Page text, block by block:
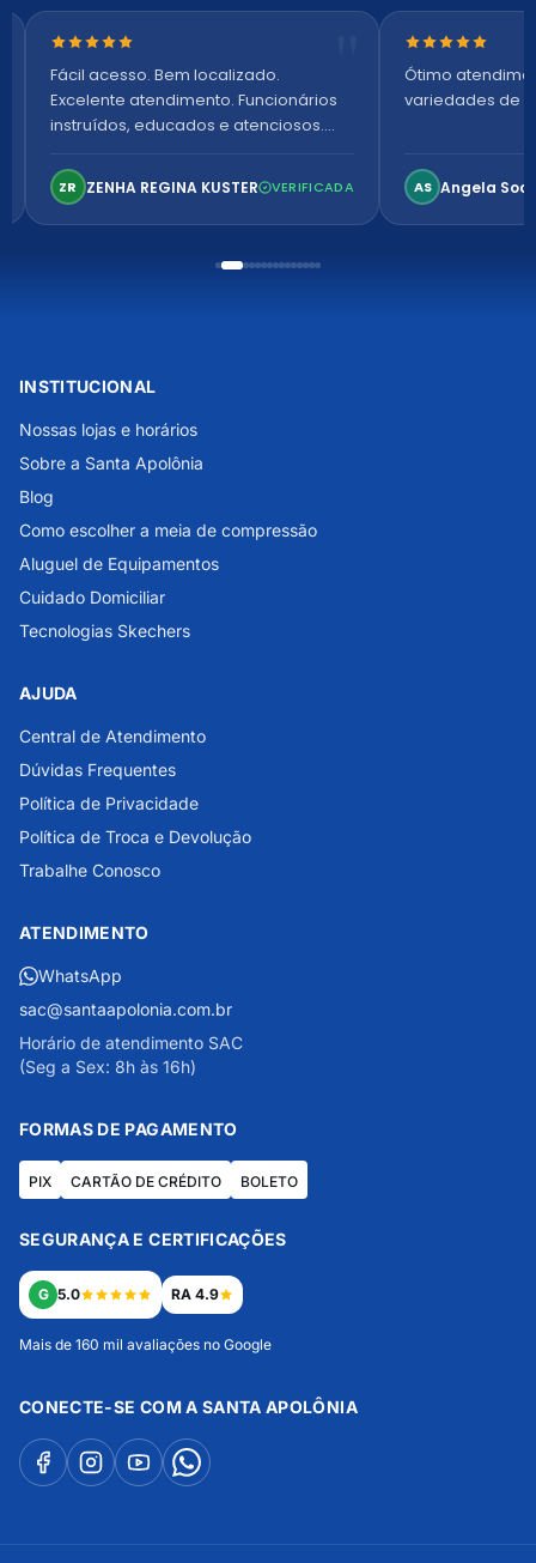
Nota 5 de 5 estrelas
Fácil acesso. Bem localizado.
Excelente atendimento. Funcionários
instruídos, educados e atenciosos.
confortável. Perfeito!
ZR ZENHA REGINA KUSTER VERIFICADA
Nota 5 de 5
Ótimo
variedades de
AS Angela
INSTITUCIONAL
Nossas lojas e horários
Sobre a Santa Apolônia
Blog
Como escolher a meia de compressão
Aluguel de Equipamentos
Cuidado Domiciliar
Tecnologias Skechers
AJUDA
Central de Atendimento
Dúvidas Frequentes
Política de Privacidade
Política de Troca e Devolução
Trabalhe Conosco
ATENDIMENTO
WhatsApp
sac@santaapolonia.com.br
Horário de atendimento SAC
(Seg a Sex: 8h às 16h)
FORMAS DE PAGAMENTO
PIX CARTÃO DE CRÉDITO BOLETO
SEGURANÇA E CERTIFICAÇÕES
G 5.0 RA 4.9
Mais de 160 mil avaliações no Google
CONECTE-SE COM A SANTA APOLÔNIA